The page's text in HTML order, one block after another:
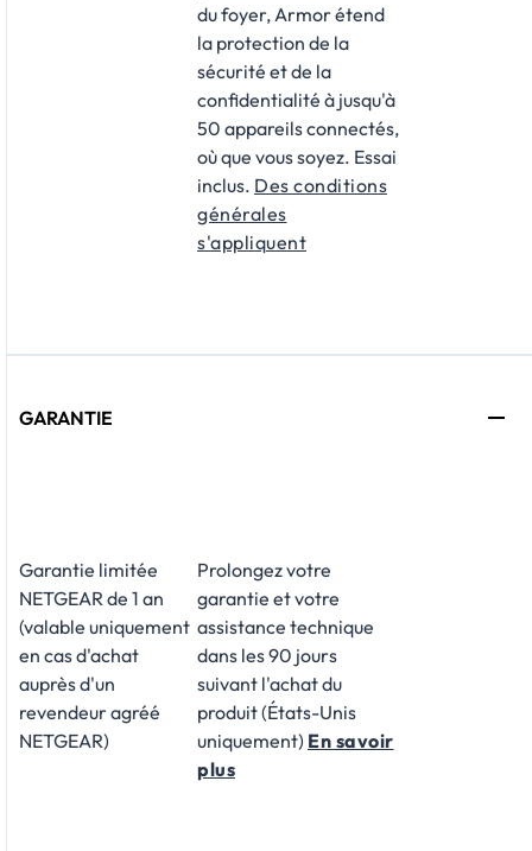
du foyer, Armor étend
la protection de la
sécurité et de la
confidentialité à jusqu'à
50 appareils connectés,
où que vous soyez. Essai
inclus. Des conditions
générales
s'appliquent
GARANTIE
Garantie limitée
NETGEAR de 1 an
(valable uniquement
en cas d'achat
auprès d'un
revendeur agréé
NETGEAR)
Prolongez votre
garantie et votre
assistance technique
dans les 90 jours
suivant l'achat du
produit (États-Unis
uniquement) En savoir
plus